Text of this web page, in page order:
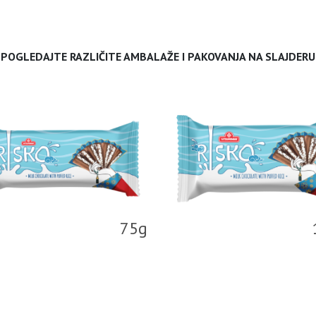
POGLEDAJTE RAZLIČITE AMBALAŽE I PAKOVANJA NA SLAJDERU
75g